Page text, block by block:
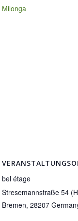
Milonga
bel étage
Stresemannstraße 54
Bremen, 28207